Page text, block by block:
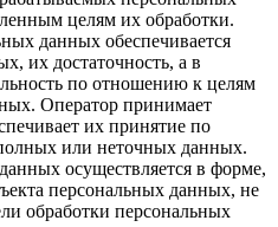
целям их обработки.
данных обеспечивается
их достаточность, а в
по отношению к целям
Оператор принимает
их принятие по
или неточных данных.
осуществляется в форме,
персональных данных, не
обработки персональных